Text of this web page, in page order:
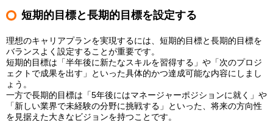
短期的目標と長期的目標を設定する
理想のキャリアプランを実現するには、短期的目標と長期的目標を
バランスよく設定することが重要です。
短期的目標は「半年後に新たなスキルを習得する」や「次のプロジ
ェクトで成果を出す」といった具体的かつ達成可能な内容にしまし
ょう。
一方で長期的目標は「5年後にはマネージャーポジションに就く」や
「新しい業界で未経験の分野に挑戦する」といった、将来の方向性
を見据えた大きなビジョンを持つことです。